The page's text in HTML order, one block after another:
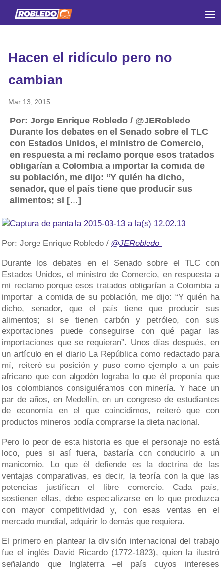
Hacen el ridículo pero no
cambian
Mar 13, 2015
Por: Jorge Enrique Robledo / @JERobledo
Durante los debates en el Senado sobre el TLC
con Estados Unidos, el ministro de Comercio,
en respuesta a mi reclamo porque esos tratados
obligarían a Colombia a importar la comida de
su población, me dijo: “Y quién ha dicho,
senador, que el país tiene que producir sus
alimentos; si […]
Por: Jorge Enrique Robledo / @JERobledo
Durante los debates en el Senado sobre el TLC con
Estados Unidos, el ministro de Comercio, en respuesta a
mi reclamo porque esos tratados obligarían a Colombia a
importar la comida de su población, me dijo: “Y quién ha
dicho, senador, que el país tiene que producir sus
alimentos; si se tienen carbón y petróleo, con sus
exportaciones puede conseguirse con qué pagar las
importaciones que se requieran”. Unos días después, en
un artículo en el diario La República como redactado para
mí, reiteró su posición y puso como ejemplo a un país
africano que con algodón lograba lo que él proponía que
los colombianos consiguiéramos con minería. Y hace un
par de años, en Medellín, en un congreso de estudiantes
de economía en el que coincidimos, reiteró que con
productos mineros podía comprarse la dieta nacional.
Pero lo peor de esta historia es que el personaje no está
loco, pues si así fuera, bastaría con conducirlo a un
manicomio. Lo que él defiende es la doctrina de las
ventajas comparativas, es decir, la teoría con la que las
potencias justifican el libre comercio. Cada país,
sostienen ellas, debe especializarse en lo que produzca
con mayor competitividad y, con esas ventas en el
mercado mundial, adquirir lo demás que requiera.
El primero en plantear la división internacional del trabajo
fue el inglés David Ricardo (1772-1823), quien la ilustró
señalando que Inglaterra –el país cuyos intereses